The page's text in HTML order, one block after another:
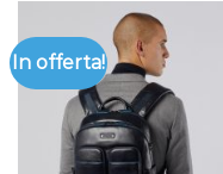
In offerta!